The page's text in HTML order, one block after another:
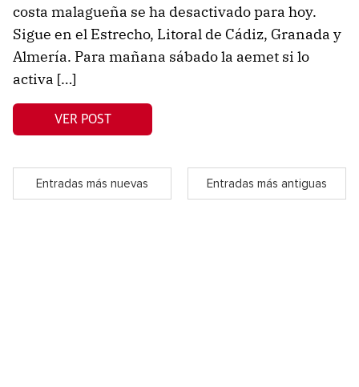
costa malagueña se ha desactivado para hoy.
Sigue en el Estrecho, Litoral de Cádiz, Granada y
Almería. Para mañana sábado la aemet si lo
activa […]
VER POST
Entradas más nuevas Entradas más antiguas